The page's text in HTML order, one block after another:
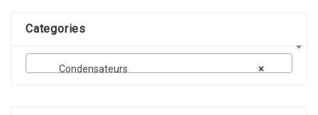
Categories
×
Condensateurs